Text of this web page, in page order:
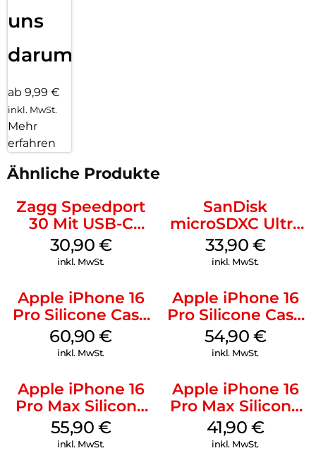
uns
darum!
ab 9,99 €
inkl. MwSt.
Mehr
erfahren
Ähnliche Produkte
Zagg Speedport
30 Mit USB-C
Kabel Weiß
30,90 €
inkl. MwSt.
SanDisk
microSDXC Ultra
128 GB + Adapter
Mobile
33,90 €
inkl. MwSt.
Apple iPhone 16
Pro Silicone Case
MagSafe Stone
Gray
60,90€
inkl. MwSt.
Apple iPhone 16
Pro Silicone Case
MagSafe Black
54,90 €
inkl. MwSt.
Apple iPhone 16
Pro Max Silicone
Case MagSafe
Stone Gray
55,90 €
inkl. MwSt.
Apple iPhone 16
Pro Max Silicone
Case MagSafe
Ultramarine
41,90 €
inkl. MwSt.